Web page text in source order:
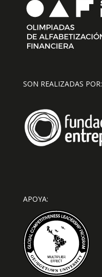
SON REALIZADAS POR:
APOYA: